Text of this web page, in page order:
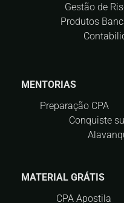
Gestão de
Produtos
MENTORIAS
Preparação CPA
Conquiste
MATERIAL GRÁTIS
CPA Apostila